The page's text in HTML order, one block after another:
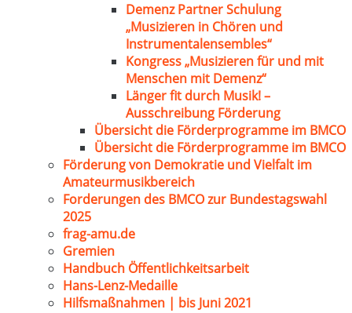
Demenz Partner Schulung
„Musizieren in Chören und
Instrumentalensembles“
Kongress „Musizieren für und mit
Menschen mit Demenz“
Länger fit durch Musik! –
Ausschreibung Förderung
Übersicht die Förderprogramme im BMCO
Übersicht die Förderprogramme im BMCO
Förderung von Demokratie und Vielfalt im
Amateurmusikbereich
Forderungen des BMCO zur Bundestagswahl
2025
frag-amu.de
Gremien
Handbuch Öffentlichkeitsarbeit
Hans-Lenz-Medaille
Hilfsmaßnahmen | bis Juni 2021